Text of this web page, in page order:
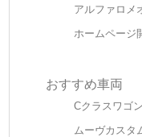
アルファロ
ホームページ
おすすめ車両
Cクラスワゴ
ムーヴカスタ